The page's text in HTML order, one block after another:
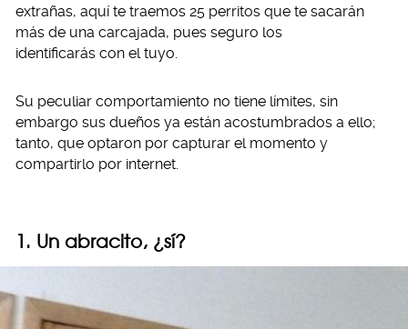
extrañas, aquí te traemos 25 perritos que te sacarán
más de una carcajada, pues seguro los
identificarás con el tuyo.
Su peculiar comportamiento no tiene límites, sin
embargo sus dueños ya están acostumbrados a ello;
tanto, que optaron por capturar el momento y
compartirlo por internet.
1. Un abracito, ¿sí?